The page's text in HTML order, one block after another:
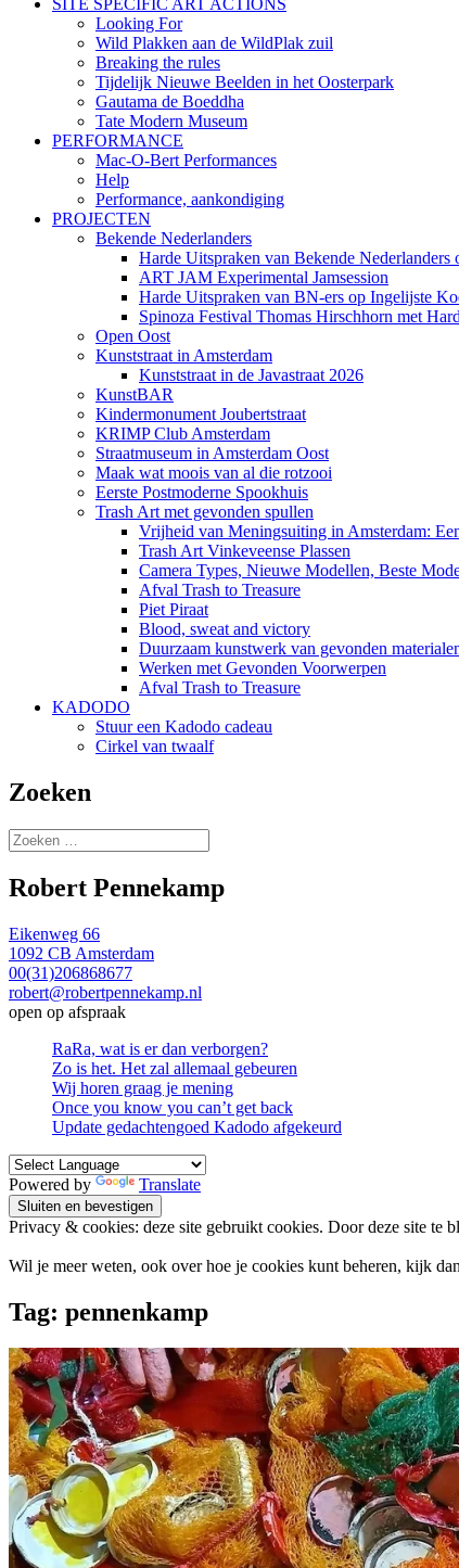
SITE SPECIFIC ART ACTIONS
Looking For
Wild Plakken aan de WildPlak zuil
Breaking the rules
Tijdelijk Nieuwe Beelden in het Oosterpark
Gautama de Boeddha
Tate Modern Museum
PERFORMANCE
Mac-O-Bert Performances
Help
Performance, aankondiging
PROJECTEN
Bekende Nederlanders
Harde Uitspraken van Bekende Nederlanders
ART JAM Experimental Jamsession
Harde Uitspraken van BN-ers op Ingelijste
Spinoza Festival Thomas Hirschhorn met
Open Oost
Kunststraat in Amsterdam
Kunststraat in de Javastraat 2026
KunstBAR
Kindermonument Joubertstraat
KRIMP Club Amsterdam
Straatmuseum in Amsterdam Oost
Maak wat moois van al die rotzooi
Eerste Postmoderne Spookhuis
Trash Art met gevonden spullen
Vrijheid van Meningsuiting in Amsterdam:
Trash Art Vinkeveense Plassen
Camera Types, Nieuwe Modellen, Beste
Afval Trash to Treasure
Piet Piraat
Blood, sweat and victory
Duurzaam kunstwerk van gevonden
Werken met Gevonden Voorwerpen
Afval Trash to Treasure
KADODO
Stuur een Kadodo cadeau
Cirkel van twaalf
Zoeken
Zoeken
naar:
Robert Pennekamp
Eikenweg 66
1092 CB Amsterdam
00(31)206868677
robert@robertpennekamp.nl
open op afspraak
RaRa, wat is er dan verborgen?
Zo is het. Het zal allemaal gebeuren
Wij horen graag je mening
Once you know you can’t get back
Update gedachtengoed Kadodo afgekeurd
Powered by Translate
Privacy & cookies: deze site gebruikt cookies. Door deze site te
Wil je meer weten, ook over hoe je cookies kunt beheren, kijk
Tag: pennenkamp